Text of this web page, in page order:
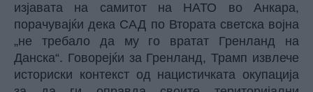
изјавата на самитот на НАТО во Анкара,
порачувајќи дека САД по Втората светска војна
„не требало да му го вратат Гренланд на
Данска“. Говорејќи за Гренланд, Трамп извлече
историски контекст од нацистичката окупација